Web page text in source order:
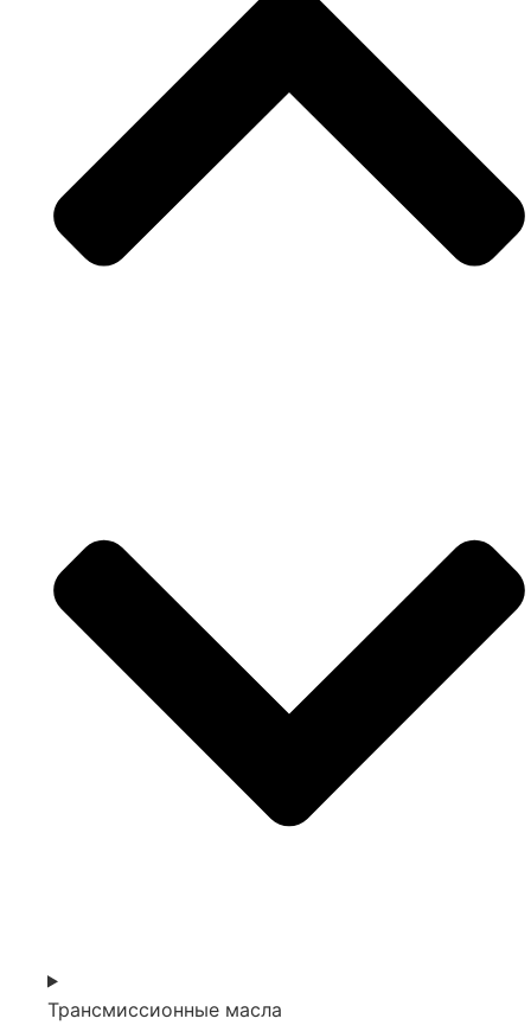
Трансмиссионные масла